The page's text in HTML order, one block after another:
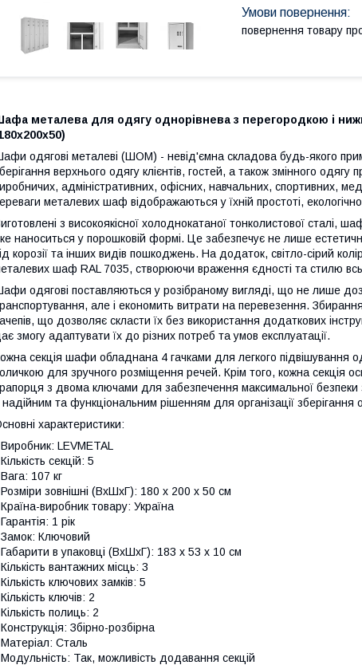
повернення товару
металева для одягу однорівнева з перегородкою і
одягові металеві (ШОМ) - невід'ємна складова будь-якого
верхнього одягу клієнтів, гостей, а також змінного
адміністративних, офісних, навчальних, спортивних,
металевих шаф відображаються у їхній простоті,
з високоякісної холоднокатаної тонколистової сталі,
наноситься у порошковій формі. Це забезпечує не лише
корозії та інших видів пошкоджень. На додаток, світло-сірий
шаф RAL 7035, створюючи враження єдності та стилю
одягові поставляються у розібраному вигляді, що не лише
але і економить витрати на перевезення.
що дозволяє скласти їх без використання додаткових
змогу адаптувати їх до різних потреб та умов експлуатації.
секція шафи обладнана 4 гачками для легкого підвішування
для зручного розміщення речей. Крім того, кожна секція
з двома ключами для забезпечення максимальної
надійним та функціональним рішенням для організації зберігання
характеристики:
LEVMETAL
секцій: 5
107 кг
зовнішні (ВхШхГ): 180 х 200 х 50 см
виробник товару: Україна
1 рік
Ключовий
в упаковці (ВхШхГ): 183 х 53 х 10 см
вантажних місць: 3
ключових замків: 5
ключів: 2
полиць: 2
Збірно-розбірна
Сталь
Так, можливість додавання секцій